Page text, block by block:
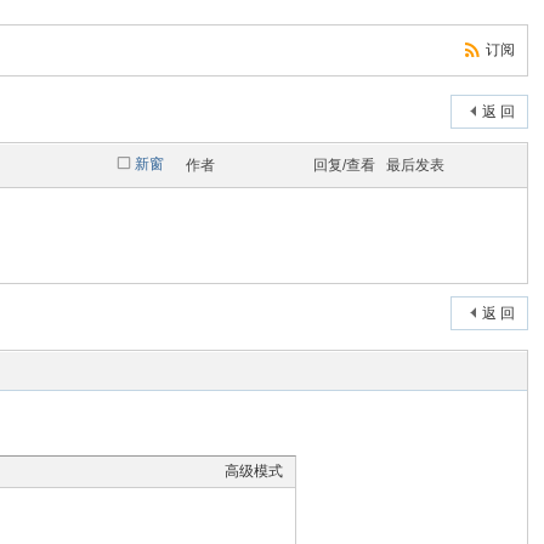
订阅
返 回
新窗 作者 回复/查看 最后发表
返 回
高级模式